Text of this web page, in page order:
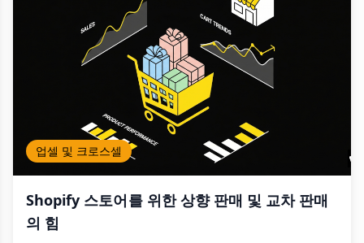
업셀 및 크로스셀
Shopify 스토어를 위한 상향 판매 및 교차 판매
의 힘